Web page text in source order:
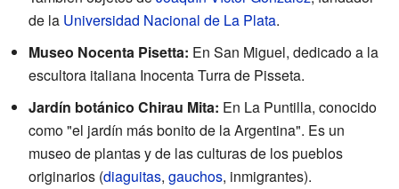
de la Universidad Nacional de La Plata.
Museo Nocenta Pisetta: En San Miguel, dedicado a la
escultora italiana Inocenta Turra de Pisseta.
Jardín botánico Chirau Mita: En La Puntilla, conocido
como "el jardín más bonito de la Argentina". Es un
museo de plantas y de las culturas de los pueblos
originarios (diaguitas, gauchos, inmigrantes).